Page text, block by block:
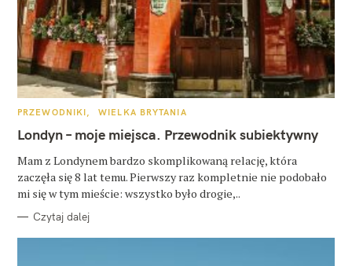
K
T
E
O
R
I
PRZEWODNIKI WIELKA BRYTANIA
Londyn – moje miejsca. Przewodnik subiektywny
Mam z Londynem bardzo skomplikowaną relację, która
zaczęła się 8 lat temu. Pierwszy raz kompletnie nie podobało
mi się w tym mieście: wszystko było drogie,..
Czytaj dalej